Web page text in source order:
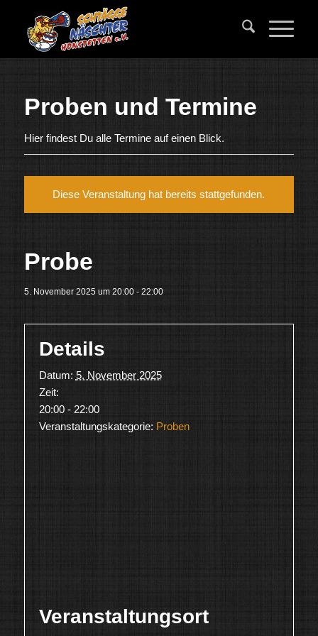
Proben und Termine
Hier findest Du alle Termine auf einen Blick.
Diese Veranstaltung hat bereits stattgefunden.
Probe
5. November 2025 um 20:00- 22:00
Details
Datum: 5. November 2025
Zeit:
20:00 - 22:00
Veranstaltungskategorie: Proben
Veranstaltungsort